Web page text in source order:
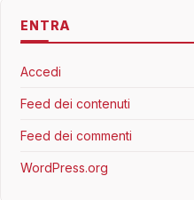
ENTRA
Accedi
Feed dei contenuti
Feed dei commenti
WordPress.org